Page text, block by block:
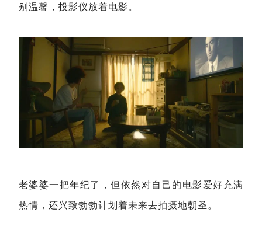
别温馨，投影仪放着电影。
老婆婆一把年纪了，但依然对自己的电影爱好充满
热情，还兴致勃勃计划着未来去拍摄地朝圣。